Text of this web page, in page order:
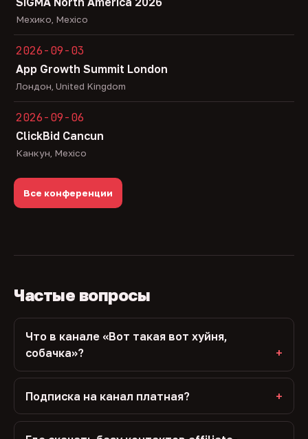
Мехико, Mexico
2026-09-03
App Growth Summit London
Лондон, United Kingdom
2026-09-06
ClickBid Cancun
Канкун, Mexico
Все конференции
Частые вопросы
Что в канале «Вот такая вот хуйня,
собачка»?
Подписка на канал платная?